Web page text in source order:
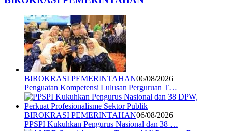
BIROKRASI PEMERINTAHAN06/08/2026
Penguatan Kompetensi Lulusan Perguruan T…
BIROKRASI PEMERINTAHAN06/08/2026
PPSPI Kukuhkan Pengurus Nasional dan 38 …